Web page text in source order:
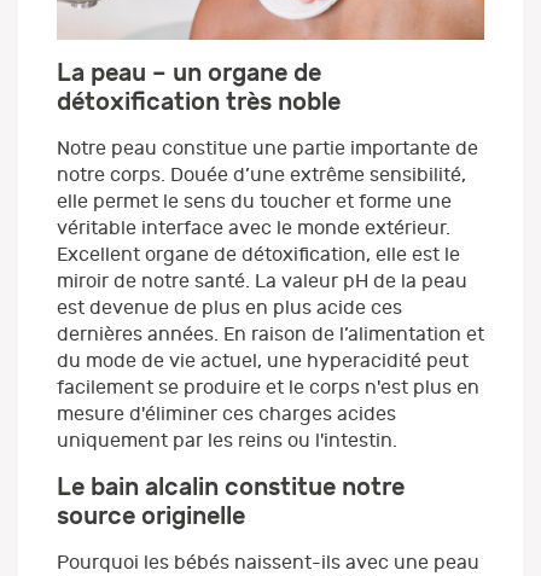
La peau – un organe de
détoxification très noble
Notre peau constitue une partie importante de
notre corps. Douée d’une extrême sensibilité,
elle permet le sens du toucher et forme une
véritable interface avec le monde extérieur.
Excellent organe de détoxification, elle est le
miroir de notre santé. La valeur pH de la peau
est devenue de plus en plus acide ces
dernières années. En raison de l’alimentation et
du mode de vie actuel, une hyperacidité peut
facilement se produire et le corps n'est plus en
mesure d'éliminer ces charges acides
uniquement par les reins ou l'intestin.
Le bain alcalin constitue notre
source originelle
Pourquoi les bébés naissent-ils avec une peau